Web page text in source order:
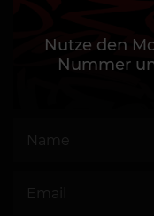
Nutze den
Nummer